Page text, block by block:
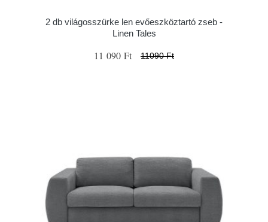
2 db világosszürke len evőeszköztartó zseb -
Linen Tales
11 090 Ft 11090 Ft